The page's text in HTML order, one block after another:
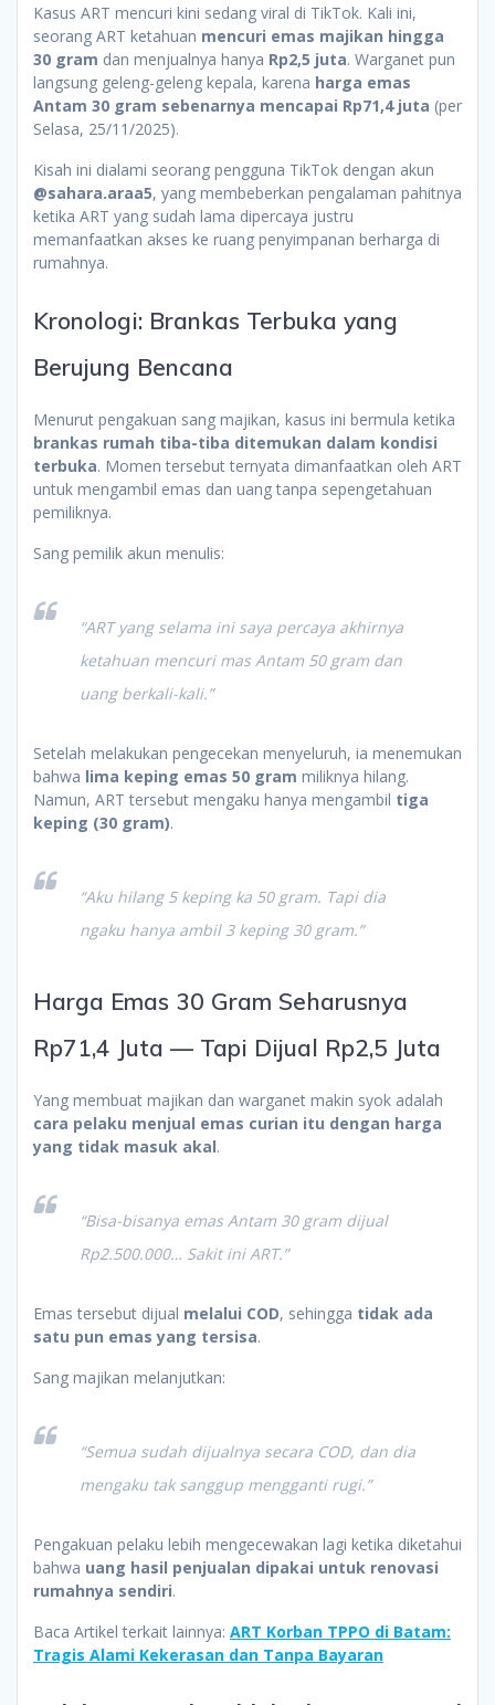
Kasus ART mencuri kini sedang viral di TikTok. Kali ini,
seorang ART ketahuan mencuri emas majikan hingga
30 gram dan menjualnya hanya Rp2,5 juta. Warganet pun
langsung geleng-geleng kepala, karena harga emas
Antam 30 gram sebenarnya mencapai Rp71,4 juta (per
Selasa, 25/11/2025).
Kisah ini dialami seorang pengguna TikTok dengan akun
@sahara.araa5, yang membeberkan pengalaman pahitnya
ketika ART yang sudah lama dipercaya justru
memanfaatkan akses ke ruang penyimpanan berharga di
rumahnya.
Kronologi: Brankas Terbuka yang
Berujung Bencana
Menurut pengakuan sang majikan, kasus ini bermula ketika
brankas rumah tiba-tiba ditemukan dalam kondisi
terbuka. Momen tersebut ternyata dimanfaatkan oleh ART
untuk mengambil emas dan uang tanpa sepengetahuan
pemiliknya.
Sang pemilik akun menulis:
“ART yang selama ini saya percaya akhirnya
ketahuan mencuri mas Antam 50 gram dan
uang berkali-kali.”
Setelah melakukan pengecekan menyeluruh, ia menemukan
bahwa lima keping emas 50 gram miliknya hilang.
Namun, ART tersebut mengaku hanya mengambil tiga
keping (30 gram).
“Aku hilang 5 keping ka 50 gram. Tapi dia
ngaku hanya ambil 3 keping 30 gram.”
Harga Emas 30 Gram Seharusnya
Rp71,4 Juta — Tapi Dijual Rp2,5 Juta
Yang membuat majikan dan warganet makin syok adalah
cara pelaku menjual emas curian itu dengan harga
yang tidak masuk akal.
“Bisa-bisanya emas Antam 30 gram dijual
Rp2.500.000… Sakit ini ART.”
Emas tersebut dijual melalui COD, sehingga tidak ada
satu pun emas yang tersisa.
Sang majikan melanjutkan:
“Semua sudah dijualnya secara COD, dan dia
mengaku tak sanggup mengganti rugi.”
Pengakuan pelaku lebih mengecewakan lagi ketika diketahui
bahwa uang hasil penjualan dipakai untuk renovasi
rumahnya sendiri.
Baca Artikel terkait lainnya: ART Korban TPPO di Batam:
Tragis Alami Kekerasan dan Tanpa Bayaran